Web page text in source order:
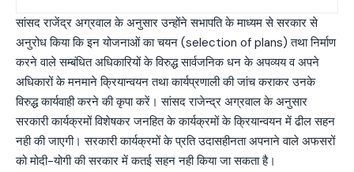
सांसद राजेंद्र अग्रवाल के अनुसार उन्होंने सभापति के माध्यम से सरकार से
अनुरोध किया कि इन योजनाओं का चयन (selection of plans) तथा निर्माण
करने वाले सम्बंधित अधिकारियों के विरुद्ध सार्वजनिक धन के अपव्यय व अपने
अधिकारों के मनमाने क्रियान्वयन तथा कार्यप्रणाली की जांच कराकर उनके
विरुद्ध कार्यवाही करने की कृपा करें। सांसद राजेन्द्र अग्रवाल के अनुसार
सरकारी कार्यक्रमों विशेषकर जनहित के कार्यक्रमों के क्रियान्वयन में ढील सहन
नही की जाएगी। सरकारी कार्यक्रमों के प्रति उदासहीनता अपनाने वाले अफसरों
को मोदी-योगी की सरकार में कतई सहन नही किया जा सकता है।